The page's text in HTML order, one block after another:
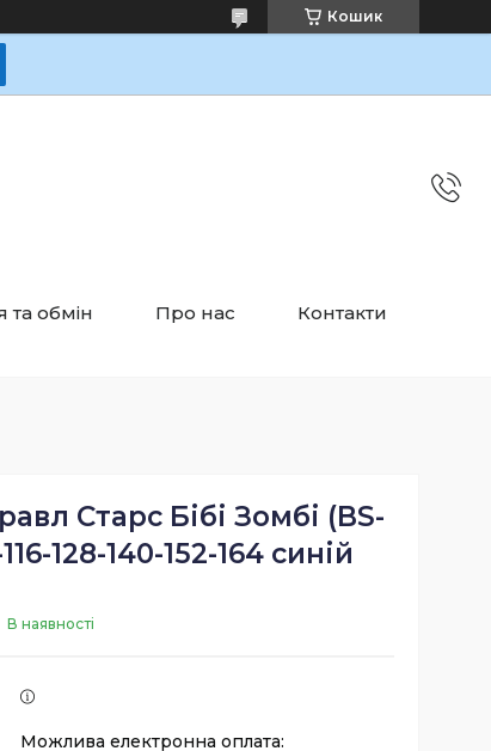
Кошик
обмін Про нас Контакти
Старс Бібі Зомбі (BS-
128-140-152-164 синій
В наявності